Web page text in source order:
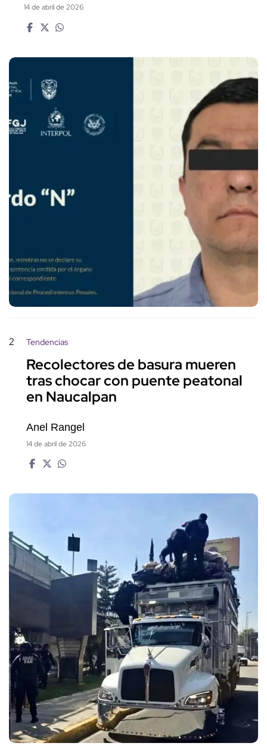
14 de abril de 2026
2 Tendencias
Recolectores de basura mueren
tras chocar con puente peatonal
en Naucalpan
Anel Rangel
14 de abril de 2026